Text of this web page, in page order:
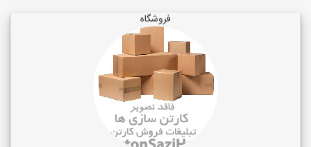
فروشگاه